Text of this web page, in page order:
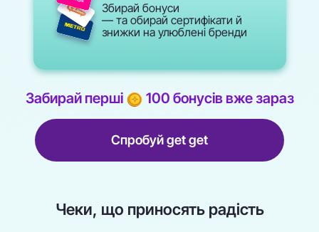
Збирай бонуси
— та обирай сертифікати й
знижки на улюблені бренди
Забирай перші 100 бонусіввже зараз
Спробуй get get
Чеки, що приносять радість